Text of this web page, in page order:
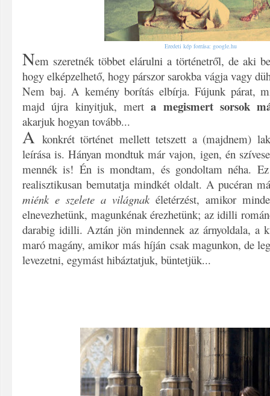
Eredeti kép forrása: google.hu
Nem szeretnék többet elárulni a történetről, de aki
hogy elképzelhető, hogy párszor sarokba vágja vagy
Nem baj. A kemény borítás elbírja. Fújunk párat,
majd újra kinyitjuk, merta megismert sorsok
akarjuk hogyan tovább...
Akonkrét történet mellett tetszett a (majdnem)
leírása is. Hányan mondtuk már vajon, igen, én
mennék is! Én is mondtam, és gondoltam néha.
realisztikusan bemutatja mindkét oldalt. A pucéran
miénk e szelete a világnak életérzést, amikor
elnevezhetünk, magunkénak érezhetünk; az idilli
darabig idilli. Aztán jön mindennek az árnyoldala, a
maró magány, amikor más híján csak magunkon, de
levezetni, egymást hibáztatjuk, büntetjük...